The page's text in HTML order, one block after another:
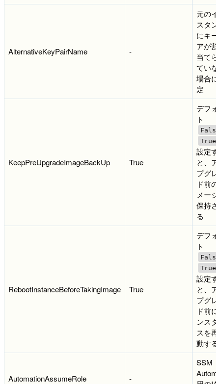
AlternativeKeyPairName -
元の
スタ
にキ
アが
当て
てい
場合
定
KeepPreUpgradeImageBackUp True
デフ
ト
False
True
設定
と、
プグ
ド前
メー
保持
る
RebootInstanceBeforeTakingImage True
デフ
ト
False
True
設定
と、
プグ
ド前
ンス
スを
動する
AutomationAssumeRole -
SSM